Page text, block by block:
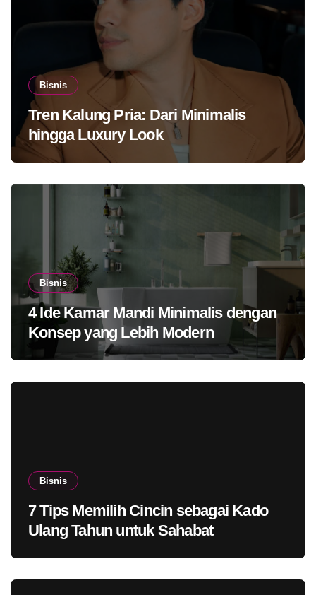
Bisnis
Tren Kalung Pria: Dari Minimalis
hingga Luxury Look
Bisnis
4 Ide Kamar Mandi Minimalis dengan
Konsep yang Lebih Modern
Bisnis
7 Tips Memilih Cincin sebagai Kado
Ulang Tahun untuk Sahabat